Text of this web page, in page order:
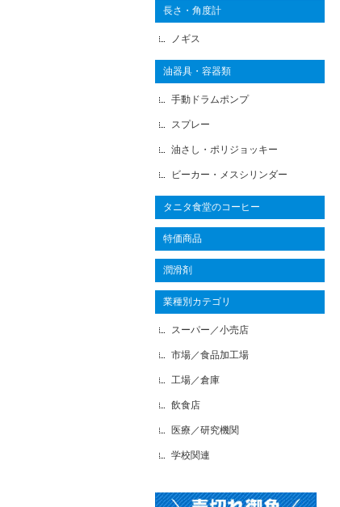
長さ・角度計
ノギス
油器具・容器類
手動ドラムポンプ
スプレー
油さし・ポリジョッキー
ビーカー・メスシリンダー
タニタ食堂のコーヒー
特価商品
潤滑剤
業種別カテゴリ
スーパー／小売店
市場／食品加工場
工場／倉庫
飲食店
医療／研究機関
学校関連